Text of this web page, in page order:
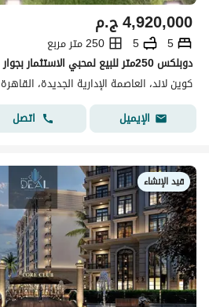
ج.م4,920,000
5
5
250 متر مربع
كوين لاند، العاصمة الإدارية الجديدة، القاهرة
الإيميل
اتصل
قيد الإنشاء